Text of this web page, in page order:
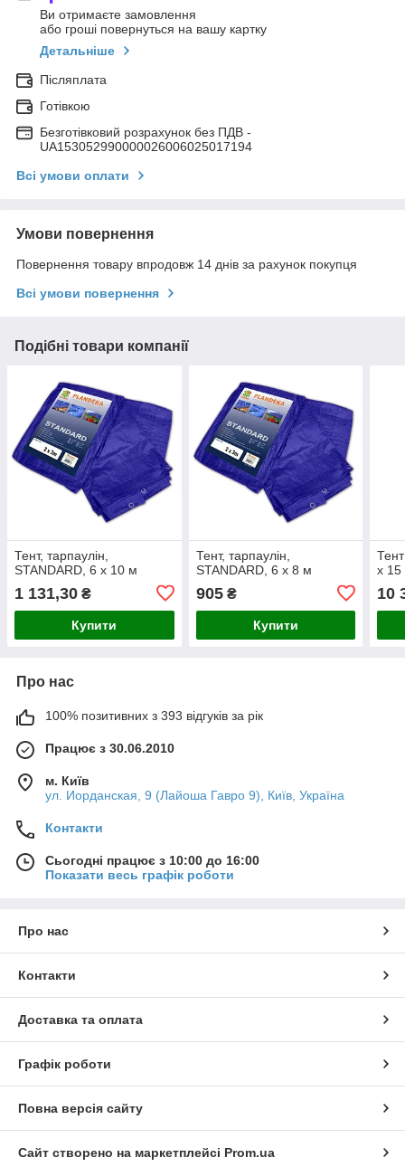
Ви отримаєте замовлення
або гроші повернуться на вашу картку
Детальніше
Післяплата
Готівкою
Безготівковий розрахунок без ПДВ -
UA153052990000026006025017194
Всі умови оплати
Умови повернення
Повернення товару впродовж 14 днів за рахунок покупця
Всі умови повернення
Подібні товари компанії
Тент, тарпаулін,
STANDARD, 6 х 10 м
1 131,30 ₴
Купити
Тент, тарпаулін,
STANDARD, 6 х 8 м
905₴
Купити
x 15
10
Про нас
100% позитивних з 393 відгуків за рік
Працює з 30.06.2010
м. Київ
ул. Иорданская, 9 (Лайоша Гавро 9), Київ, Україна
Контакти
Сьогодні працює з 10:00 до 16:00
Показати весь графік роботи
Про нас
Контакти
Доставка та оплата
Графік роботи
Повна версія сайту
Сайт створено на маркетплейсі Prom.ua